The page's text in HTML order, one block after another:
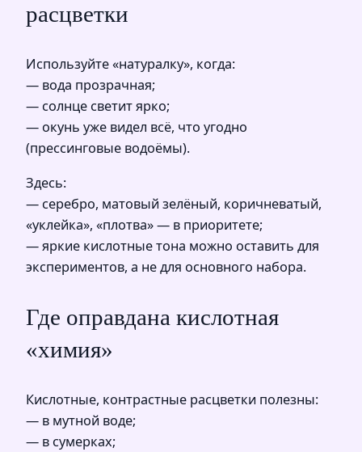
расцветки
Используйте «натуралку», когда:
— вода прозрачная;
— солнце светит ярко;
— окунь уже видел всё, что угодно
(прессинговые водоёмы).
Здесь:
— серебро, матовый зелёный, коричневатый,
«уклейка», «плотва» — в приоритете;
— яркие кислотные тона можно оставить для
экспериментов, а не для основного набора.
Где оправдана кислотная
«химия»
Кислотные, контрастные расцветки полезны:
— в мутной воде;
— в сумерках;